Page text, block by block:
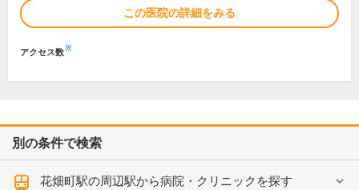
この医院の詳細をみる
アクセス数※
別の条件で検索
花畑町駅の周辺駅から病院・クリニックを探す